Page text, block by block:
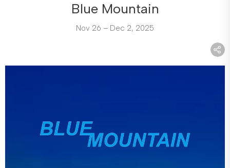
Blue Mountain
Nov 26 – Dec 2, 2025